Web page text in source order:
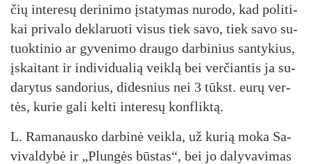
čių in­te­re­sų de­ri­ni­mo įsta­ty­mas nu­ro­do, kad po­li­ti­
kai pri­va­lo dek­la­ruo­ti vi­sus tiek sa­vo, tiek sa­vo su­
tuok­ti­nio ar gy­ve­ni­mo drau­go dar­bi­nius san­ty­kius,
įskai­tant ir in­di­vi­dua­lią veik­lą bei ver­čian­tis ja su­
da­ry­tus san­do­rius, di­des­nius nei 3 tūkst. eu­rų ver­
tės, ku­rie ga­li kel­ti in­te­re­sų konf­lik­tą.
L. Ra­ma­naus­ko dar­bi­nė veik­la, už ku­rią mo­ka Sa­
vi­val­dy­bė ir „Plun­gės būs­tas“, bei jo da­ly­va­vi­mas